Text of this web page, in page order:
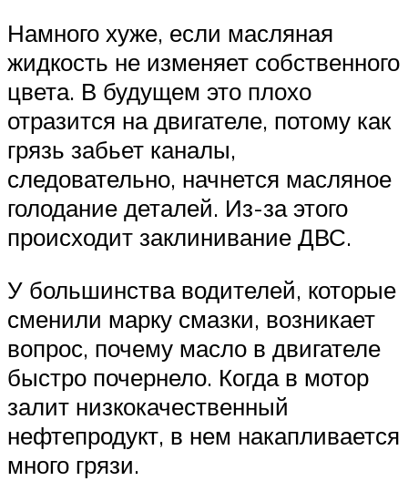
Намного хуже, если масляная
жидкость не изменяет собственного
цвета. В будущем это плохо
отразится на двигателе, потому как
грязь забьет каналы,
следовательно, начнется масляное
голодание деталей. Из-за этого
происходит заклинивание ДВС.
У большинства водителей, которые
сменили марку смазки, возникает
вопрос, почему масло в двигателе
быстро почернело. Когда в мотор
залит низкокачественный
нефтепродукт, в нем накапливается
много грязи.